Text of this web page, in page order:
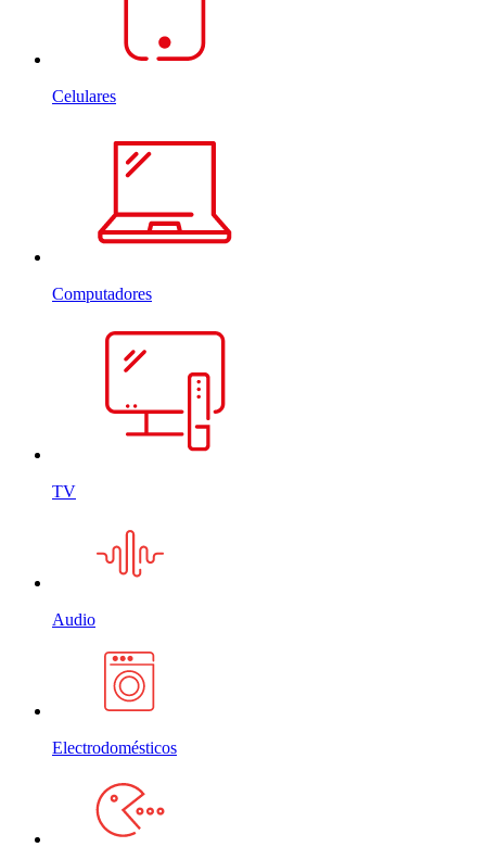
Celulares
Computadores
TV
Audio
Electrodomésticos